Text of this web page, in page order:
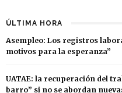
ÚLTIMA HORA
Asempleo: Los registros
motivos para la esperanza”
UATAE: la recuperación del
barro” si no se abordan